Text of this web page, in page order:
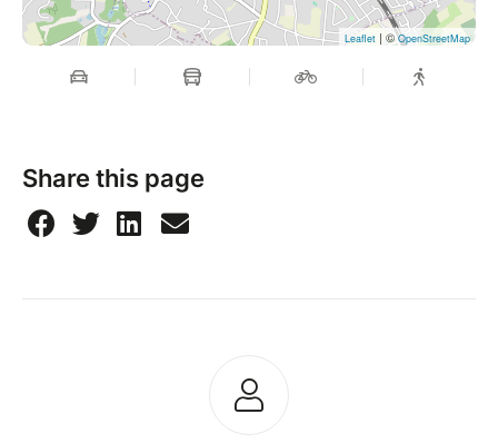
Leaflet | ©OpenStreetMap
Share this page